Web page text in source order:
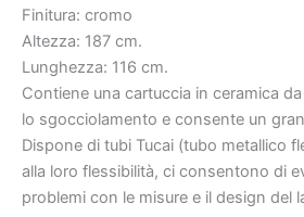
€724
Finitura: cromo
Altezza: 187 cm.
Lunghezza: 116 cm.
Contiene una cartuccia in ceramica
lo sgocciolamento e consente un
Dispone di tubi Tucai (tubo metallico
alla loro flessibilità, ci consentono di
problemi con le misure e il design del